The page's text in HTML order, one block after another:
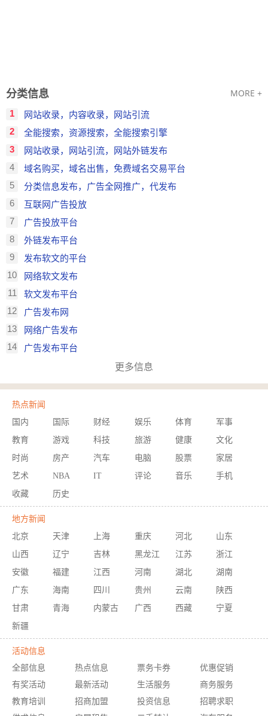
分类信息 MORE +
1 网站收录，内容收录，网站引流
2 全能搜索，资源搜索，全能搜索引擎
3 网站收录，网站引流，网站外链发布
4 域名购买，域名出售，免费域名交易平台
5 分类信息发布，广告全网推广，代发布
6 互联网广告投放
7 广告投放平台
8 外链发布平台
9 发布软文的平台
10 网络软文发布
11 软文发布平台
12 广告发布网
13 网络广告发布
14 广告发布平台
更多信息
热点新闻
国内 国际 财经 娱乐 体育
军事
教育
游戏 科技 旅游 健康
文化
时尚
房产 汽车 电脑 股票
家居
艺术
NBA IT 评论 音乐
手机
收藏
历史
地方新闻
北京 天津 上海 重庆 河北
山东
山西
辽宁 吉林 黑龙江 江苏
浙江
安徽
福建 江西 河南 湖北
湖南
广东
海南 四川 贵州 云南
陕西
甘肃
青海 内蒙古 广西 西藏
宁夏
新疆
活动信息
全部信息 热点信息 票务卡券
优惠促销
有奖活动
最新活动 生活服务
商务服务
教育培训
招商加盟 投资信息
招聘求职